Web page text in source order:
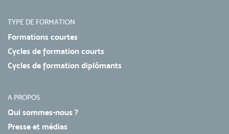
TYPE DE FORMATION
Formations courtes
Cycles de formation courts
Cycles de formation diplômants
A PROPOS
Qui sommes-nous ?
Presse et médias